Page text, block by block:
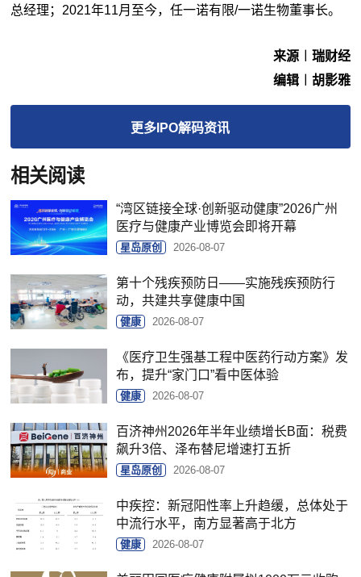
总经理；2021年11月至今，任一诺有限/一诺生物董事长。
来源︱瑞财经
编辑︱胡影雅
更多 IPO解码资讯
相关阅读
“湾区链接全球·创新驱动健康”2026广州
医疗与健康产业博览会即将开幕
星岛原创 2026-08-07
第十个残疾预防日——实施残疾预防行
动，共建共享健康中国
健康 2026-08-07
《医疗卫生强基工程中医药行动方案》发
布，提升“家门口”看中医体验
健康 2026-08-07
百济神州2026年半年业绩增长B面：税费
飙升3倍、泽布替尼增速打五折
星岛原创 2026-08-07
中疾控：新冠阳性率上升趋缓，总体处于
中流行水平，南方显著高于北方
健康 2026-08-07